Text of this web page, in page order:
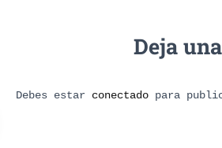
Deja
Debes estar conectado para